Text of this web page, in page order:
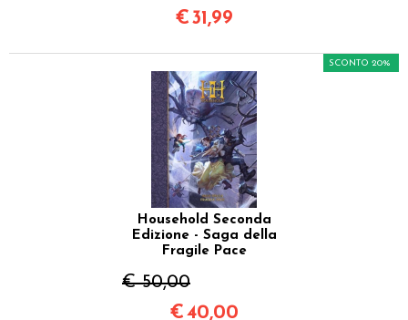
€31,99
Household Seconda
Edizione - Saga della
Fragile Pace
€ 50,00
SCONTO 20%
€40,00